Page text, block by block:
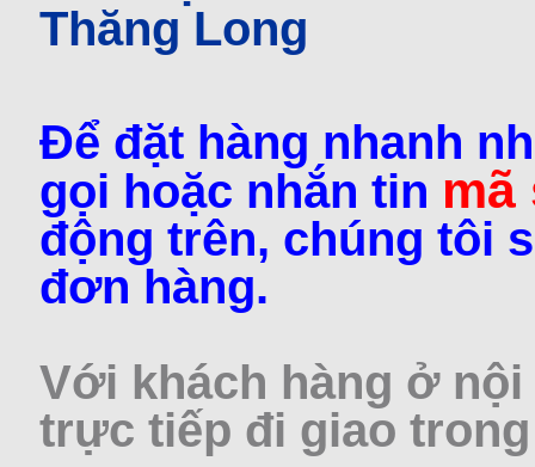
Thăng Long
Để đặt hàng nhanh
gọi hoặc nhắn tin
động trên, chúng tôi
đơn hàng.
Với khách hàng ở
trực tiếp đi giao trong